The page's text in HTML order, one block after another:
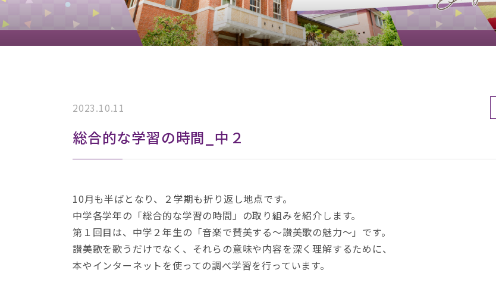
2023.10.11
総合的な学習の時間_中２
10月も半ばとなり、２学期も折り返し地点です。
中学各学年の「総合的な学習の時間」の取り組みを紹介します。
第１回目は、中学２年生の「音楽で賛美する～讃美歌の魅力～」です。
讃美歌を歌うだけでなく、それらの意味や内容を深く理解するために、
本やインターネットを使っての調べ学習を行っています。